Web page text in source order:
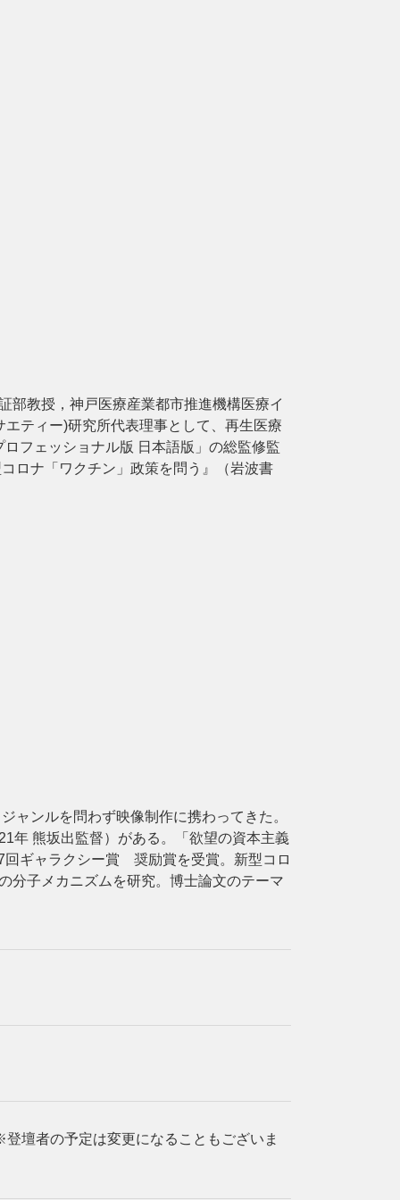
部教授，神戸医療産業都市推進機構医療イ
ティー)研究所代表理事として、再生医療
フェッショナル版 日本語版」の総監修監
ロナ「ワクチン」政策を問う』（岩波書
ャンルを問わず映像制作に携わってきた。
年 熊坂出監督）がある。「欲望の資本主義
回ギャラクシー賞 奨励賞を受賞。新型コロ
分子メカニズムを研究。博士論文のテーマ
壇者の予定は変更になることもございま